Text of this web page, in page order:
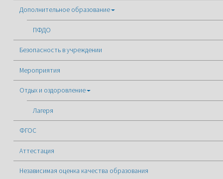
Дополнительное образование
ПФДО
Безопасность в учреждении
Мероприятия
Отдых и оздоровление
Лагеря
ФГОС
Аттестация
Независимая оценка качества образования